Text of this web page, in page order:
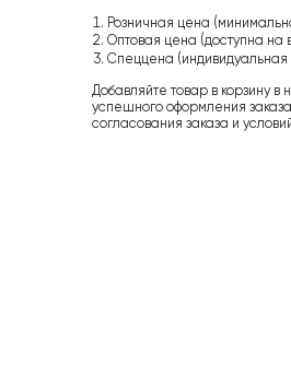
Розничная цена
Оптовая цена (доступна на
Спеццена (индивидуальная
Добавляйте товар в корзину
успешного оформления
согласования заказа и